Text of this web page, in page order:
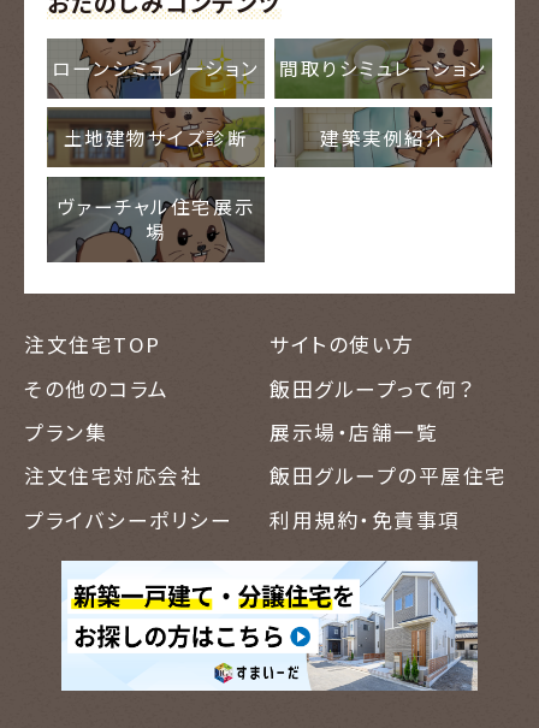
ローンシミュレーション 間取りシミュレーション
土地建物サイズ診断 建築実例紹介
ヴァーチャル住宅展示
場
注文住宅TOP
サイトの使い方
その他のコラム
飯田グループって何？
プラン集
展示場・店舗一覧
注文住宅対応会社
飯田グループの平屋住宅
プライバシーポリシー
利用規約・免責事項